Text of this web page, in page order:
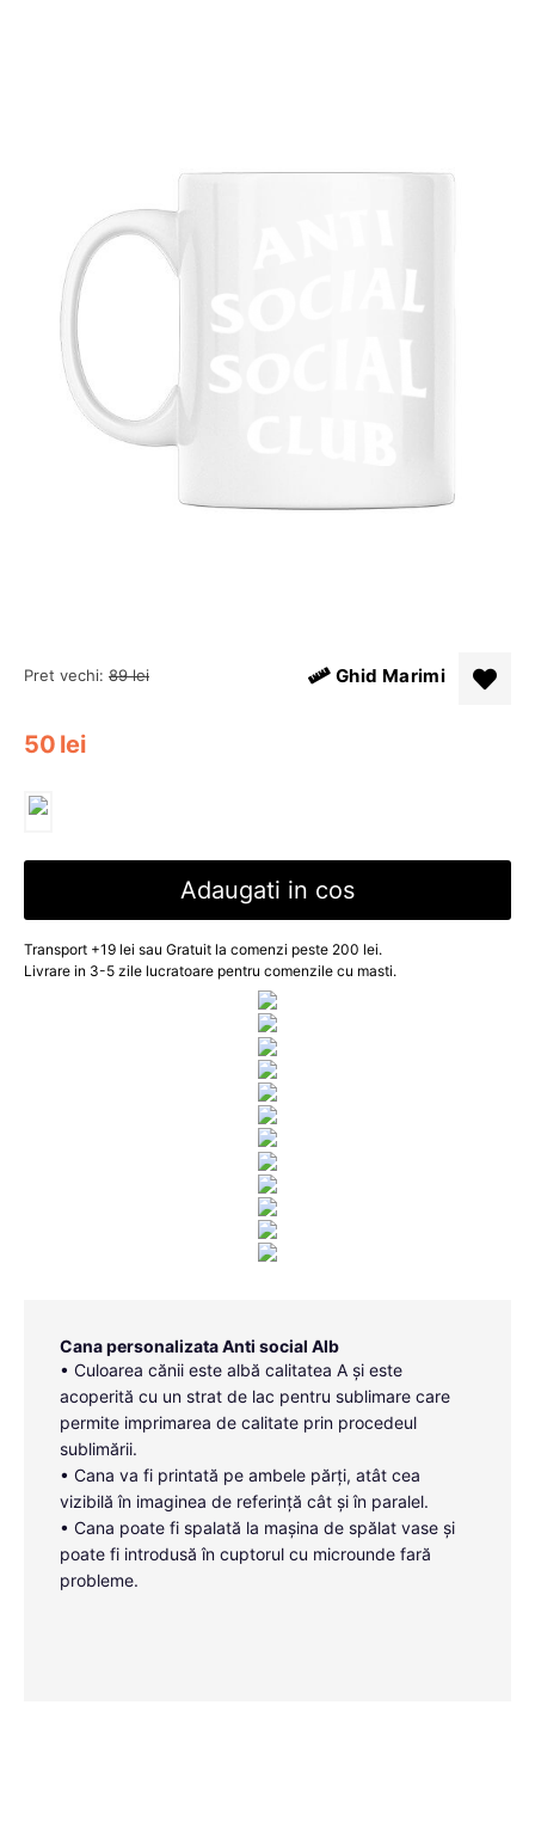
Pret vechi: 89 lei
50 lei
Ghid Marimi
Adaugati in cos
Transport +19 lei sau Gratuit la comenzi peste 200 lei.
Livrare in 3-5 zile lucratoare pentru comenzile cu masti.
Cana personalizata Anti social Alb
• Culoarea cănii este albă calitatea A și este
acoperită cu un strat de lac pentru sublimare care
permite imprimarea de calitate prin procedeul
sublimării.
• Cana va fi printată pe ambele părți, atât cea
vizibilă în imaginea de referință cât și în paralel.
• Cana poate fi spalată la mașina de spălat vase și
poate fi introdusă în cuptorul cu microunde fară
probleme.